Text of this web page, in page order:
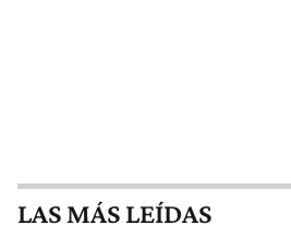
LAS MÁS LEÍDAS